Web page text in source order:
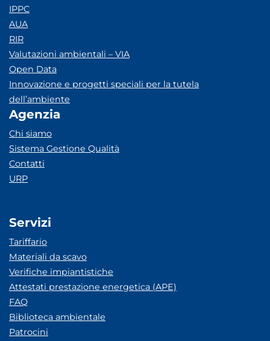
IPPC
AUA
RIR
Valutazioni ambientali – VIA
Open Data
Innovazione e progetti speciali per la tutela
dell’ambiente
Agenzia
Chi siamo
Sistema Gestione Qualità
Contatti
URP
Servizi
Tariffario
Materiali da scavo
Verifiche impiantistiche
Attestati prestazione energetica (APE)
FAQ
Biblioteca ambientale
Patrocini